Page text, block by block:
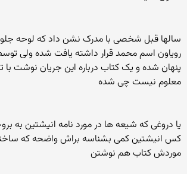
سالها قبل شخصی با مدرک نشن داد که لوحه
رویاون اسم محمد قرار داشته یافت شده ولی
پنهان شده و یک کتاب درباره این جریان نوشت با
معلوم نیست چی شده
یا دروغی که شیعه ها در مورد نامه انیشتین به
کس انیشتین کمی بشناسه براش واضحه که
موردش کتاب هم نوشتن